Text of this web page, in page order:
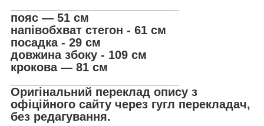
пояс — 51 см
напівобхват стегон - 61 см
посадка - 29 см
довжина збоку - 109 см
крокова — 81 см
Оригінальний переклад опису з
офіційного сайту через гугл перекладач,
без редагування.